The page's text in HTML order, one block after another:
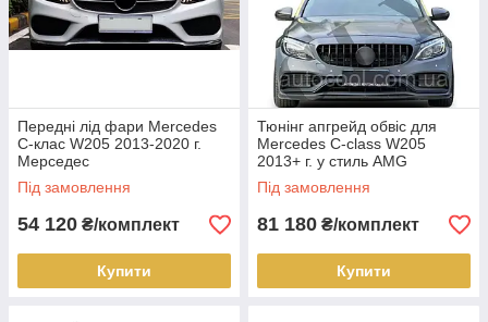
Передні лід фари Mercedes
C-клас W205 2013-2020 г.
Мерседес
Під замовлення
54 120 ₴/комплект
Купити
Тюнінг апгрейд обвіс для
Mercedes C-class W205
2013+ г. у стиль AMG
Під замовлення
81 180 ₴/комплект
Купити